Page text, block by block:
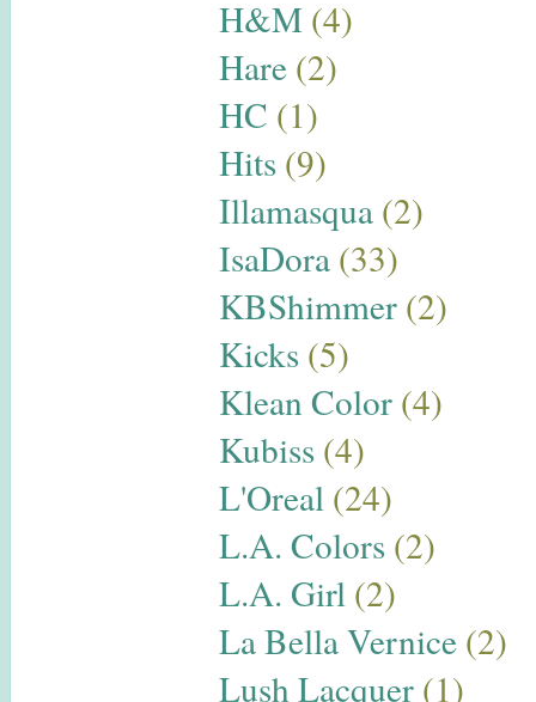
H&M (4)
Hare (2)
HC (1)
Hits (9)
Illamasqua (2)
IsaDora (33)
KBShimmer (2)
Kicks (5)
Klean Color (4)
Kubiss (4)
L'Oreal (24)
L.A. Colors (2)
L.A. Girl (2)
La Bella Vernice (2)
Lush Lacquer (1)